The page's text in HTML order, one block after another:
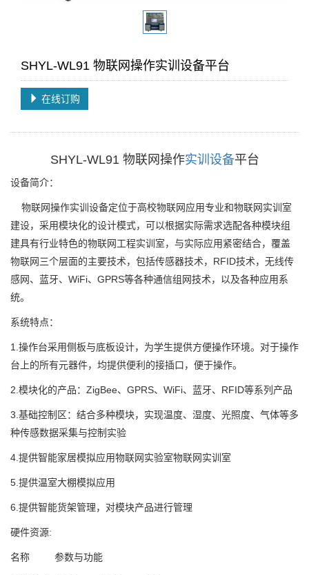
SHYL-WL91 物联网操作实训设备平台
在线订购
SHYL-WL91 物联网操作实训设备平台
设备简介：
物联网操作实训设备定位于高校物联网应用专业和物联网实训室
建设，采用模块化的设计模式，可以根据实际需求选配各种模块组
建具有行业特色的物联网工程实训室，与实际应用紧密结合，覆盖
物联网三个层面的主要技术，包括传感器技术，RFID技术，无线传
感网、蓝牙、WiFi、GPRS等各种通信组网技术，以及各种应用系
统。
系统特点：
1.操作台采用侧板与底板设计，为学生提供方便操作环境。对于操作
台上的所有元器件，均提供便利的接插口，便于操作。
2.模块化的产品：ZigBee、GPRS、WiFi、蓝牙、RFID等系列产品
3.基础控制区：结合多种模块，实现温度、湿度、光照度、气体等多
种传感数据采集与控制实验
4.提供智能家居模拟应用物联网实验室物联网实训室
5.提供温室大棚模拟应用
6.提供智能货架管理，对模块产品进行管理
硬件资源:
名称 参数与功能